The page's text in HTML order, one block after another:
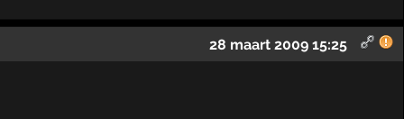
28 maart 2009 15:25